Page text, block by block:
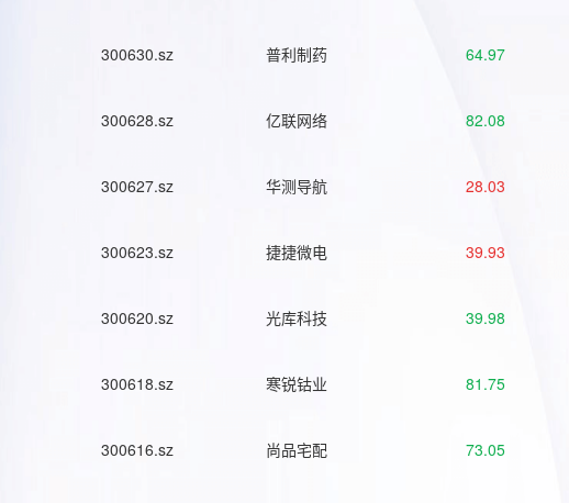
300630.sz 普利制药 64.97
300628.sz 亿联网络 82.08
300627.sz 华测导航 28.03
300623.sz 捷捷微电 39.93
300620.sz 光库科技 39.98
300618.sz 寒锐钴业 81.75
300616.sz 尚品宅配 73.05